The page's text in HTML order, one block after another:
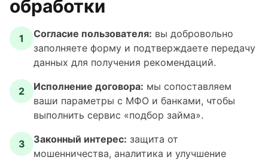
обработки
1 Согласие пользователя: вы добровольно
заполняете форму и подтверждаете передачу
данных для получения рекомендаций.
2 Исполнение договора: мы сопоставляем
ваши параметры с МФО и банками, чтобы
выполнить сервис «подбор займа».
3 Законный интерес: защита от
мошенничества, аналитика и улучшение